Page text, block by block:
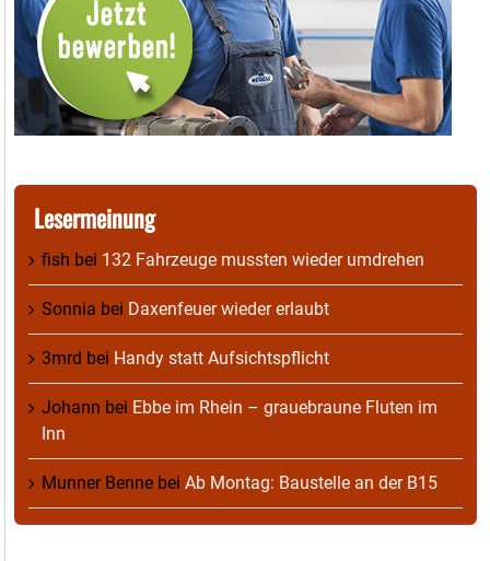
Lesermeinung
fish bei 132 Fahrzeuge mussten wieder umdrehen
Sonnia bei Daxenfeuer wieder erlaubt
3mrd bei Handy statt Aufsichtspflicht
Johann bei Ebbe im Rhein – grauebraune Fluten im
Inn
Munner Benne bei Ab Montag: Baustelle an der B15